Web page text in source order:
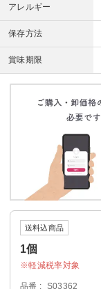
アレルギー
保存方法
賞味期限
送料込商品
1個
軽減税率対象
品番 S03362